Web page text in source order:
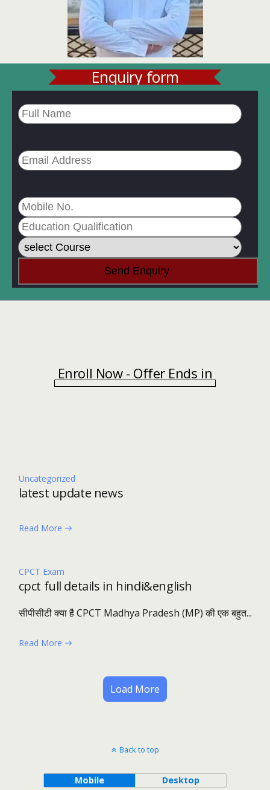
Enquiry form
Enroll Now - Offer Ends in
Uncategorized
latest update news
Read More
CPCT Exam
cpct full details in hindi&english
सीपीसीटी क्‍या है CPCT Madhya Pradesh (MP) की एक बहुत...
Read More
Load More
Back to top
Mobile Desktop